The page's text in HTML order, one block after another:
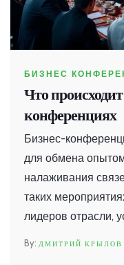
БИЗНЕС
Что
конференциях
Бизнес-
для обмена
налаживания
таких
лидеров отрасли,
ДМИТРИЙ КРЫЛОВ